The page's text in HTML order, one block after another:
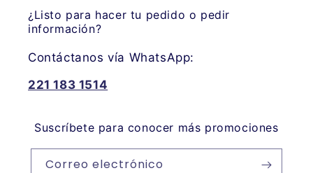
¿Listo para hacer tu pedido o pedir
información?
Contáctanos vía WhatsApp:
221 183 1514
Suscríbete para conocer más promociones
Correo electrónico